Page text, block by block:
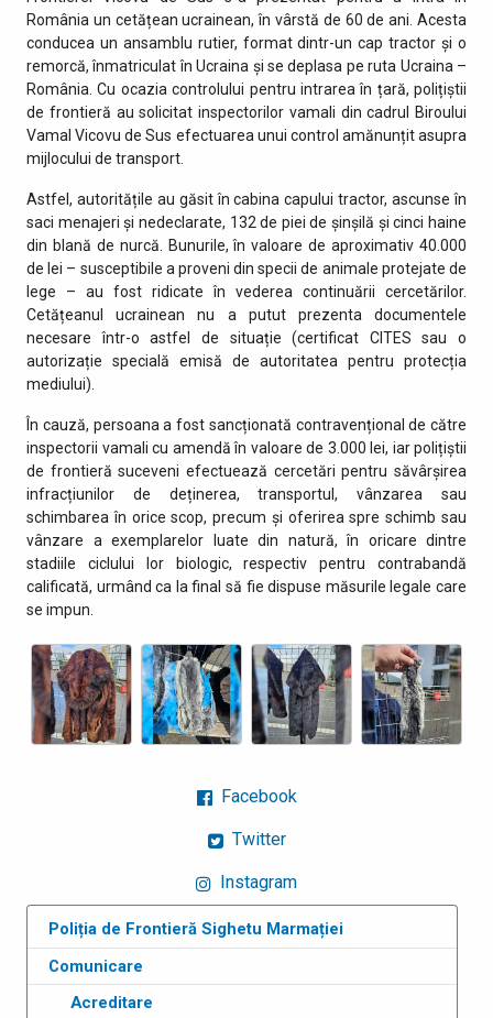
România un cetățean ucrainean, în vârstă de 60 de ani. Acesta
conducea un ansamblu rutier, format dintr-un cap tractor și o
remorcă, înmatriculat în Ucraina și se deplasa pe ruta Ucraina –
România. Cu ocazia controlului pentru intrarea în țară, polițiștii
de frontieră au solicitat inspectorilor vamali din cadrul Biroului
Vamal Vicovu de Sus efectuarea unui control amănunțit asupra
mijlocului de transport.
Astfel, autoritățile au găsit în cabina capului tractor, ascunse în
saci menajeri și nedeclarate, 132 de piei de șinșilă și cinci haine
din blană de nurcă. Bunurile, în valoare de aproximativ 40.000
de lei – susceptibile a proveni din specii de animale protejate de
lege – au fost ridicate în vederea continuării cercetărilor.
Cetățeanul ucrainean nu a putut prezenta documentele
necesare într-o astfel de situație (certificat CITES sau o
autorizație specială emisă de autoritatea pentru protecția
mediului).
În cauză, persoana a fost sancționată contravențional de către
inspectorii vamali cu amendă în valoare de 3.000 lei, iar polițiștii
de frontieră suceveni efectuează cercetări pentru săvârșirea
infracțiunilor de deținerea, transportul, vânzarea sau
schimbarea în orice scop, precum și oferirea spre schimb sau
vânzare a exemplarelor luate din natură, în oricare dintre
stadiile ciclului lor biologic, respectiv pentru contrabandă
calificată, urmând ca la final să fie dispuse măsurile legale care
se impun.
Facebook
Twitter
Instagram
Poliția de Frontieră Sighetu Marmației
Comunicare
Acreditare